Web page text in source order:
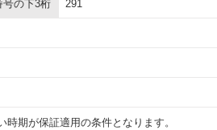
号の下3桁 291
期が保証適用の条件となります。